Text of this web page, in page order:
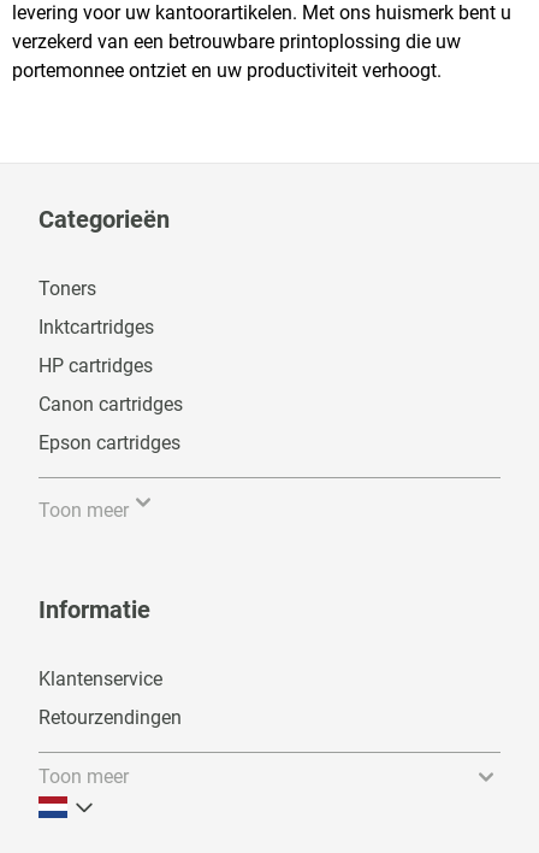
levering voor uw kantoorartikelen. Met ons huismerk bent u
verzekerd van een betrouwbare printoplossing die uw
portemonnee ontziet en uw productiviteit verhoogt.
Categorieën
Toners
Inktcartridges
HP cartridges
Canon cartridges
Epson cartridges
Toon meer
Informatie
Klantenservice
Retourzendingen
Toon meer